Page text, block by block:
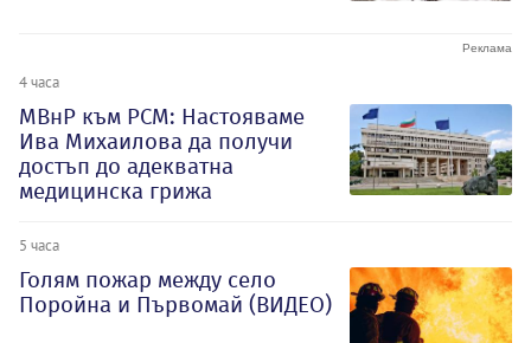
4 часа
МВнР към РСМ: Настояваме
Ива Михаилова да получи
достъп до адекватна
медицинска грижа
5 часа
Голям пожар между село
Поройна и Първомай (ВИДЕО)